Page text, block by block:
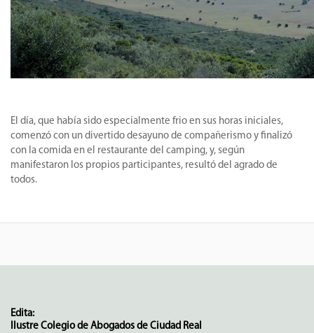
El día, que había sido especialmente frio en sus horas iniciales,
comenzó con un divertido desayuno de compañerismo y finalizó
con la comida en el restaurante del camping, y, según
manifestaron los propios participantes, resultó del agrado de
todos.
Edita:
Ilustre Colegio de Abogados de Ciudad Real